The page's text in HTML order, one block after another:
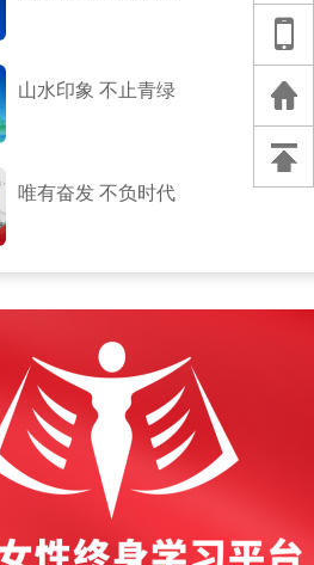
山水印象 不止青绿
唯有奋发 不负时代